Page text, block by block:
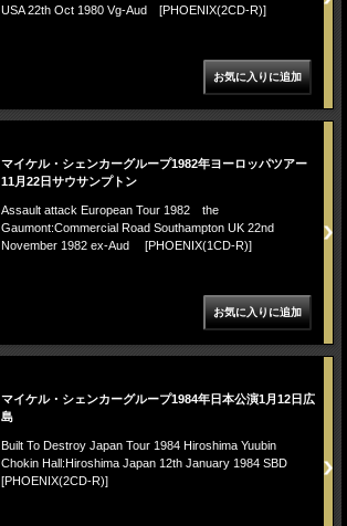
USA 22th Oct 1980 Vg-Aud [PHOENIX(2CD-R)]
マイケル・シェンカーグループ1982年ヨーロッパツアー
11月22日サウサンプトン
Assault attack European Tour 1982 the
Gaumont:Commercial Road Southampton UK 22nd
November 1982 ex-Aud [PHOENIX(1CD-R)]
マイケル・シェンカーグループ1984年日本公演1月12日広
島
Built To Destroy Japan Tour 1984 Hiroshima Yuubin
Chokin Hall:Hiroshima Japan 12th January 1984 SBD
[PHOENIX(2CD-R)]